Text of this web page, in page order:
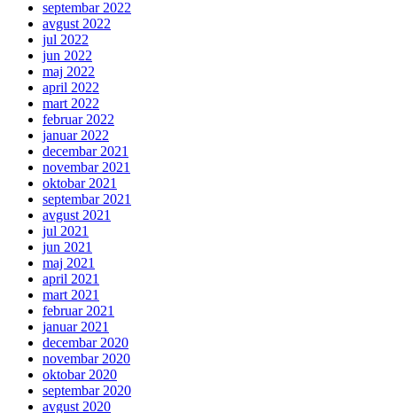
septembar 2022
avgust 2022
jul 2022
jun 2022
maj 2022
april 2022
mart 2022
februar 2022
januar 2022
decembar 2021
novembar 2021
oktobar 2021
septembar 2021
avgust 2021
jul 2021
jun 2021
maj 2021
april 2021
mart 2021
februar 2021
januar 2021
decembar 2020
novembar 2020
oktobar 2020
septembar 2020
avgust 2020